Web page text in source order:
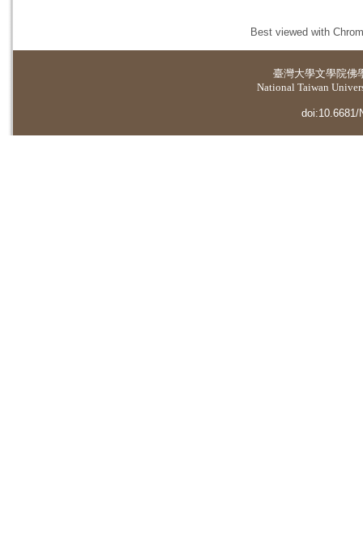
Best viewed with
臺灣大學文學院佛
National Taiwan
doi:10.6681/